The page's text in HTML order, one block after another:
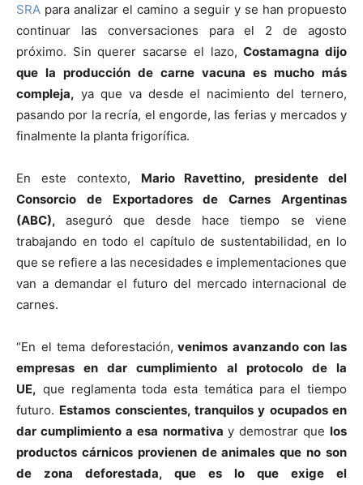
SRA para analizar el camino a seguir y se han propuesto
continuar las conversaciones para el 2 de agosto
próximo. Sin querer sacarse el lazo,Costamagna dijo
que la producción de carne vacuna es mucho más
compleja, ya que va desde el nacimiento del ternero,
pasando por la recría, el engorde, las ferias y mercados y
finalmente la planta frigorífica.
En este contexto, Mario Ravettino, presidente del
Consorcio de Exportadores de Carnes Argentinas
(ABC),aseguró
que desde hace tiempo se viene
trabajando en todo el capítulo de sustentabilidad, en lo
que se refiere a las necesidades e implementaciones que
van a demandar el futuro del mercado internacional de
carnes.
“En el tema deforestación, venimos avanzando con las
empresas en dar cumplimiento al protocolo de la
UE, que reglamenta toda esta temática para el tiempo
futuro. Estamos conscientes, tranquilos y ocupados en
dar cumplimiento a esa normativa y demostrar que los
productos cárnicos provienen de animales que no son
de zona deforestada, que es lo que exige el